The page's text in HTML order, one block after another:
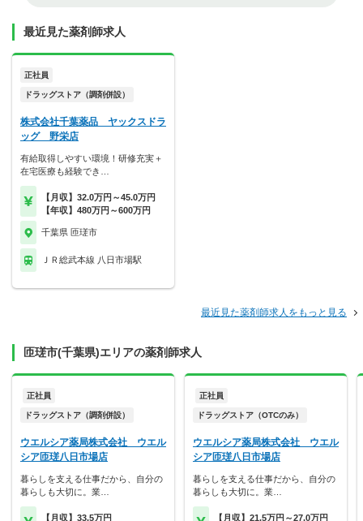
最近見た薬剤師求人
正社員
ドラッグストア（調剤併設）
株式会社千葉薬品 ヤックスドラ
ッグ 野栄店
有給取得しやすい環境！研修充実＋
在宅医療も経験でき…
【月収】32.0万円～45.0万円
【年収】480万円～600万円
千葉県 匝瑳市
ＪＲ総武本線 八日市場駅
最近見た薬剤師求人をもっと見る
匝瑳市(千葉県)エリアの薬剤師求人
正社員
ドラッグストア（調剤併設）
ウエルシア薬局株式会社 ウエル
シア匝瑳八日市場店
暮らしを支える仕事だから、自分の
暮らしも大切に。業…
【月収】33.5万円
正社員
ドラッグストア（OTCのみ）
ウエルシア薬局株式会社 ウエル
シア匝瑳八日市場店
暮らしを支える仕事だから、自分の
暮らしも大切に。業…
【月収】21.5万円～27.0万円